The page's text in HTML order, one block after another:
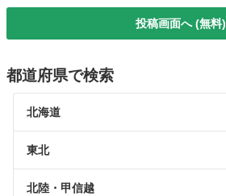
投稿画面へ (無料)
都道府県で検索
北海道
東北
北陸・甲信越